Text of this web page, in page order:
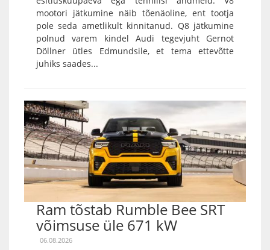
mootori jätkumine näib tõenäoline, ent tootja
pole seda ametlikult kinnitanud. Q8 jätkumine
polnud varem kindel Audi tegevjuht Gernot
Döllner ütles Edmundsile, et tema ettevõtte
juhiks saades...
Ram tõstab Rumble Bee SRT
võimsuse üle 671 kW
06.08.2026